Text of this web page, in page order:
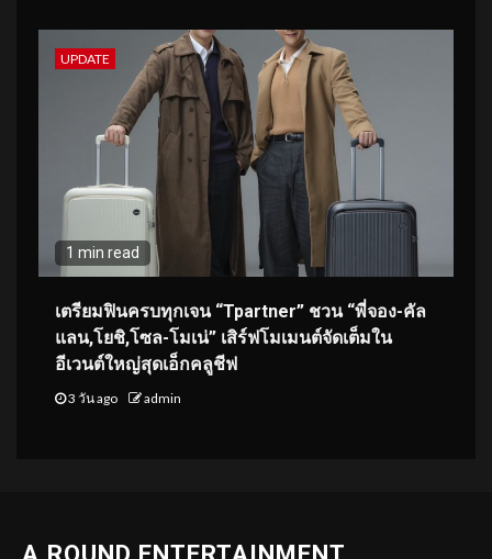
UPDATE
1 min read
เตรียมฟินครบทุกเจน “Tpartner” ชวน “พี่จอง-คัล
แลน,โยชิ,โซล-โมเน่” เสิร์ฟโมเมนต์จัดเต็มใน
อีเวนต์ใหญ่สุดเอ็กคลูชีฟ
3 วัน ago admin